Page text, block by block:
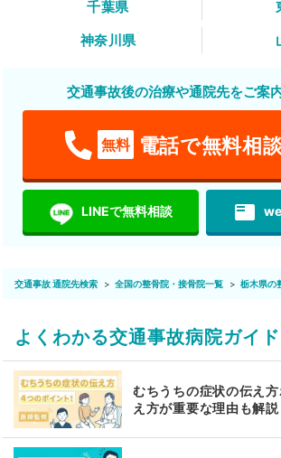
千葉県
神奈川県
交通事故後の治療や通院先をご案
無料 電話で無料相
LINEで無料相談 featured_play_list
交通事故 通院先検索 全国の整骨院・接骨院一覧 栃木県の
よくわかる交通事故病院ガイド
むちうちの症状の伝え
え方が重要な理由も解説